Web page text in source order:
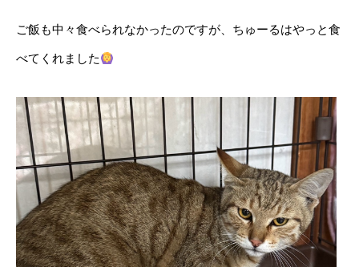
ご飯も中々食べられなかったのですが、ちゅーるはやっと食
べてくれました